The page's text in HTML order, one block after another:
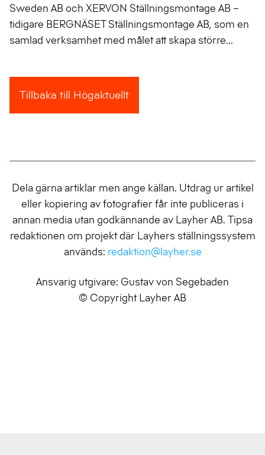
Sweden AB och XERVON Ställningsmontage AB –
tidigare BERGNÄSET Ställningsmontage AB, som en
samlad verksamhet med målet att skapa större...
Tillbaka till Högaktuellt
Dela gärna artiklar men ange källan. Utdrag ur artikel
eller kopiering av fotografier får inte publiceras i
annan media utan godkännande av Layher AB. Tipsa
redaktionen om projekt där Layhers ställningssystem
används: redaktion@layher.se
Ansvarig utgivare: Gustav von Segebaden
© Copyright Layher AB